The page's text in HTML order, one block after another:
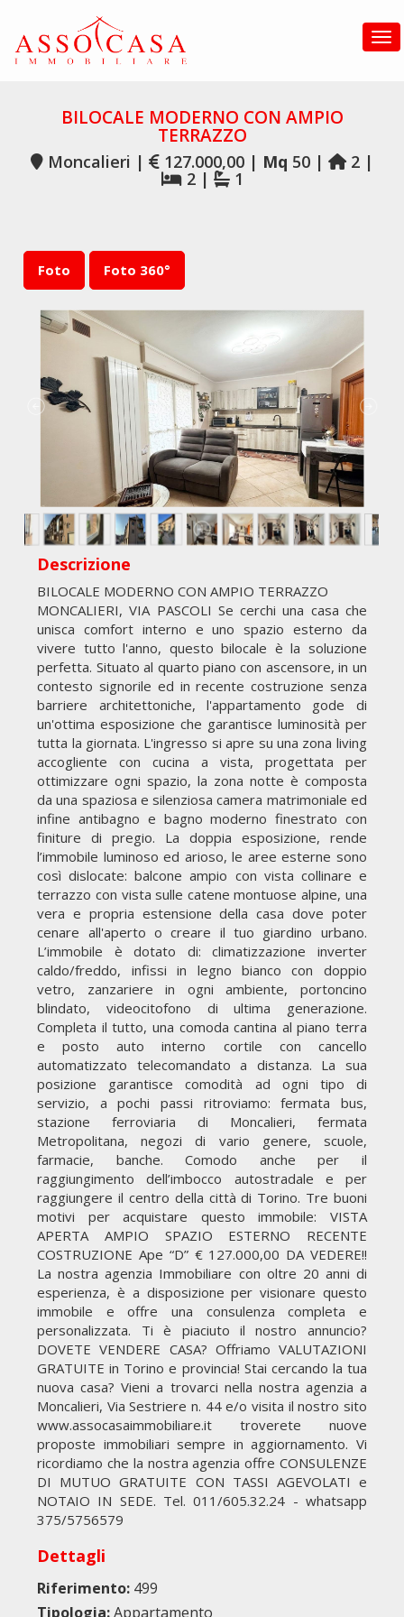
BILOCALE MODERNO CON AMPIO
TERRAZZO
Moncalieri | 127.000,00 | Mq 50 | 2 |
2 | 1
Foto Foto 360°
Descrizione
BILOCALE MODERNO CON AMPIO TERRAZZO
MONCALIERI, VIA PASCOLI Se cerchi una casa che
unisca comfort interno e uno spazio esterno da
vivere tutto l'anno, questo bilocale è la soluzione
perfetta. Situato al quarto piano con ascensore, in un
contesto signorile ed in recente costruzione senza
barriere architettoniche, l'appartamento gode di
un'ottima esposizione che garantisce luminosità per
tutta la giornata. L'ingresso si apre su una zona living
accogliente con cucina a vista, progettata per
ottimizzare ogni spazio, la zona notte è composta
da una spaziosa e silenziosa camera matrimoniale ed
infine antibagno e bagno moderno finestrato con
finiture di pregio. La doppia esposizione, rende
l’immobile luminoso ed arioso, le aree esterne sono
così dislocate: balcone ampio con vista collinare e
terrazzo con vista sulle catene montuose alpine, una
vera e propria estensione della casa dove poter
cenare all'aperto o creare il tuo giardino urbano.
L’immobile è dotato di: climatizzazione inverter
caldo/freddo, infissi in legno bianco con doppio
vetro, zanzariere in ogni ambiente, portoncino
blindato, videocitofono di ultima generazione.
Completa il tutto, una comoda cantina al piano terra
e posto auto interno cortile con cancello
automatizzato telecomandato a distanza. La sua
posizione garantisce comodità ad ogni tipo di
servizio, a pochi passi ritroviamo: fermata bus,
stazione ferroviaria di Moncalieri, fermata
Metropolitana, negozi di vario genere, scuole,
farmacie, banche. Comodo anche per il
raggiungimento dell’imbocco autostradale e per
raggiungere il centro della città di Torino. Tre buoni
motivi per acquistare questo immobile: VISTA
APERTA AMPIO SPAZIO ESTERNO RECENTE
COSTRUZIONE Ape “D” € 127.000,00 DA VEDERE!!
La nostra agenzia Immobiliare con oltre 20 anni di
esperienza, è a disposizione per visionare questo
immobile e offre una consulenza completa e
personalizzata. Ti è piaciuto il nostro annuncio?
DOVETE VENDERE CASA? Offriamo VALUTAZIONI
GRATUITE in Torino e provincia! Stai cercando la tua
nuova casa? Vieni a trovarci nella nostra agenzia a
Moncalieri, Via Sestriere n. 44 e/o visita il nostro sito
www.assocasaimmobiliare.it troverete nuove
proposte immobiliari sempre in aggiornamento. Vi
ricordiamo che la nostra agenzia offre CONSULENZE
DI MUTUO GRATUITE CON TASSI AGEVOLATI e
NOTAIO IN SEDE. Tel. 011/605.32.24 - whatsapp
375/5756579
Dettagli
Riferimento: 499
Tipologia:Appartamento